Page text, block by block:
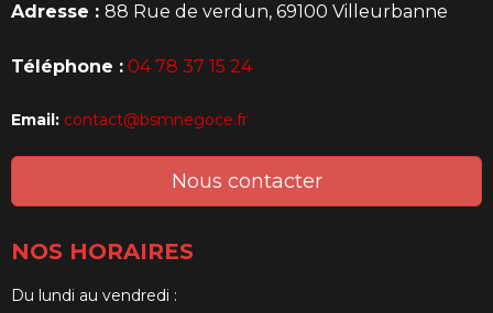
Adresse : 88 Rue de verdun, 69100 Villeurbanne
Téléphone : 04 78 37 15 24
Email: contact@bsmnegoce.fr
Nous contacter
NOS HORAIRES
Du lundi au vendredi :